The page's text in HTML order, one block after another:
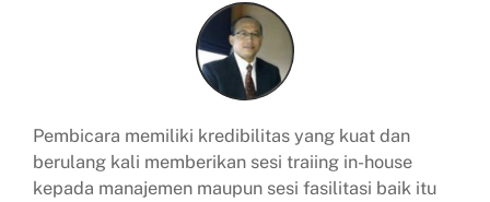
Pembicara memiliki kredibilitas yang kuat dan
berulang kali memberikan sesi traiing in-house
kepada manajemen maupun sesi fasilitasi baik itu